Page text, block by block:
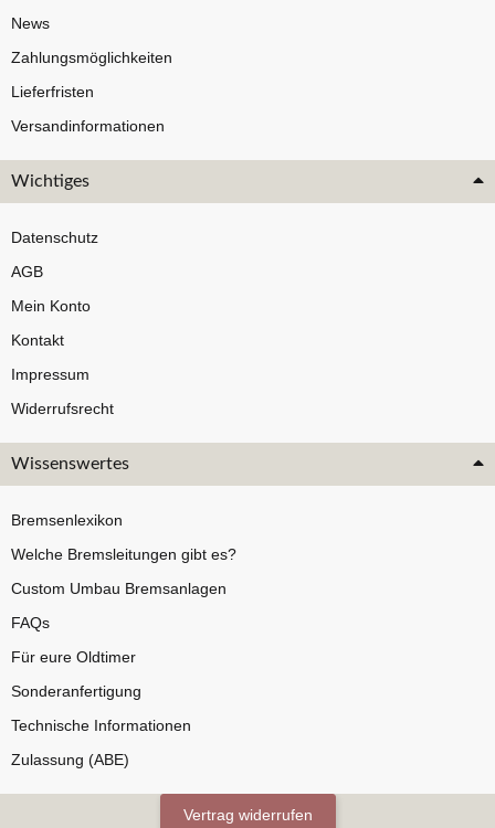
News
Zahlungsmöglichkeiten
Lieferfristen
Versandinformationen
Wichtiges
Datenschutz
AGB
Mein Konto
Kontakt
Impressum
Widerrufsrecht
Wissenswertes
Bremsenlexikon
Welche Bremsleitungen gibt es?
Custom Umbau Bremsanlagen
FAQs
Für eure Oldtimer
Sonderanfertigung
Technische Informationen
Zulassung (ABE)
Vertrag widerrufen